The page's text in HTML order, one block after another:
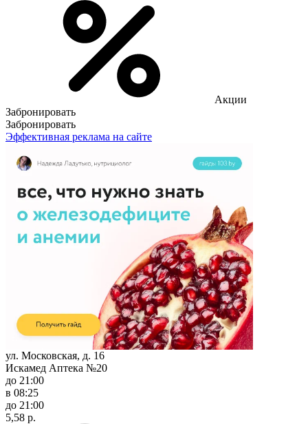
Акции
Забронировать
Забронировать
Эффективная реклама на сайте
ул. Московская, д. 16
Искамед Аптека №20
до 21:00
в 08:25
до 21:00
5,58 р.